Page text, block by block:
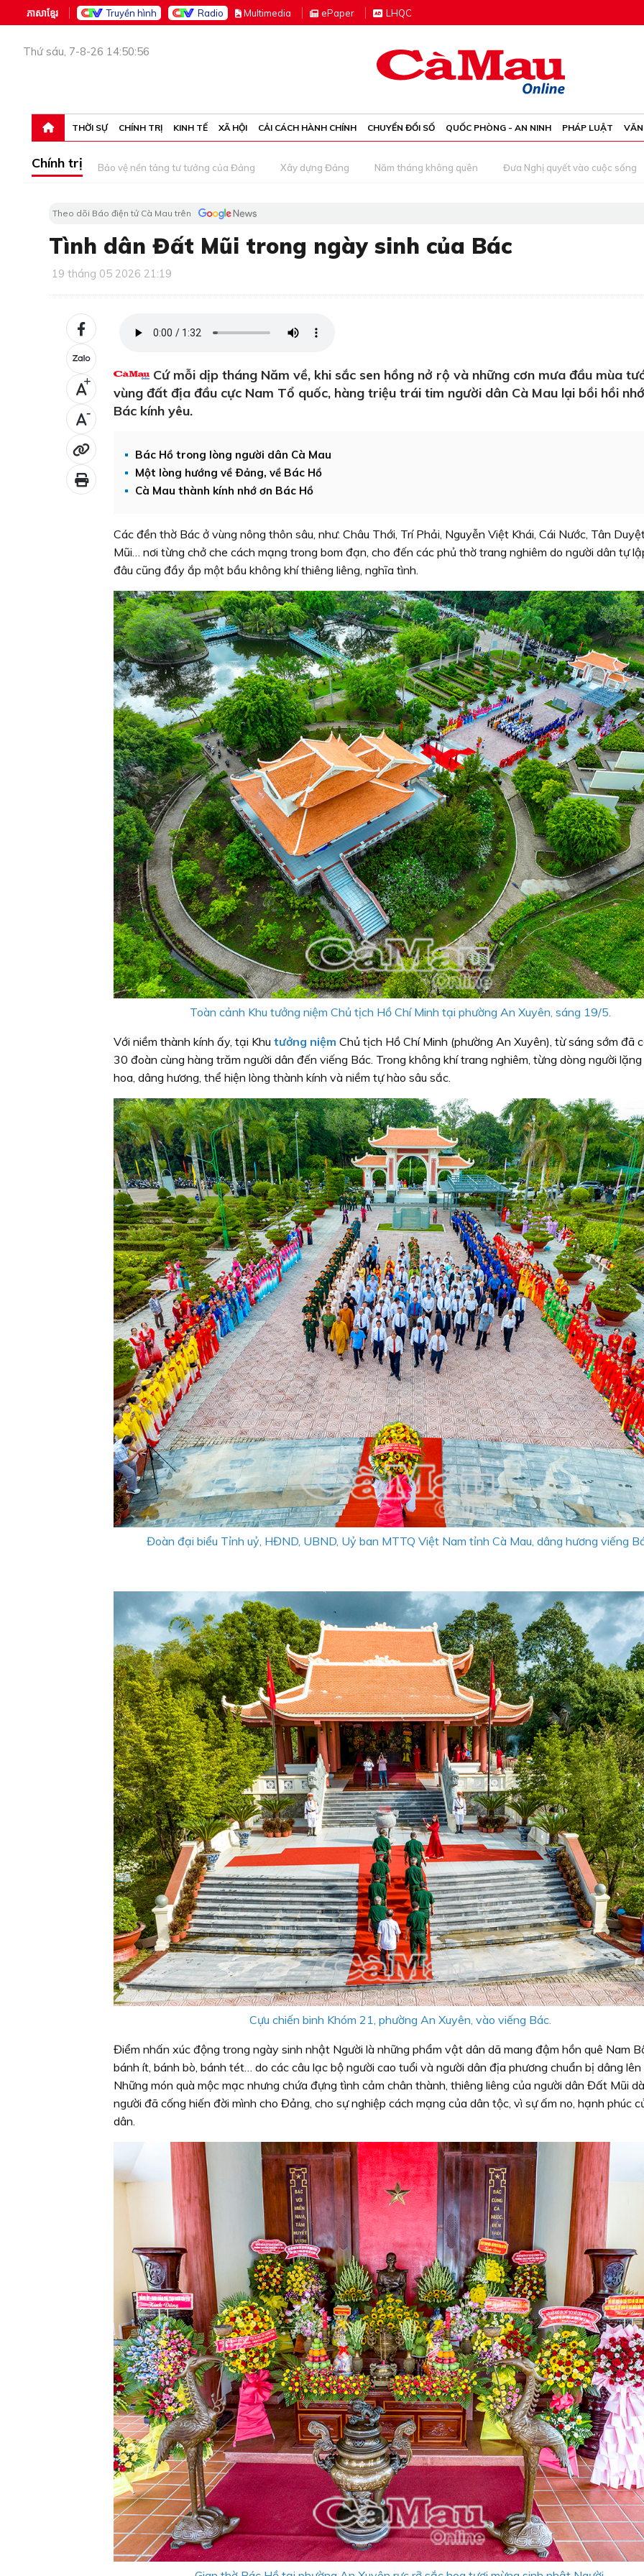
ភាសាខ្មែរ Truyền hình Radio Multimedia ePaper LHQC
Thứ sáu, 7-8-26 14:50:56
THỜI SỰ CHÍNH TRỊ KINH TẾ XÃ HỘI CẢI CÁCH HÀNH CHÍNH CHUYỂN ĐỔI SỐ QUỐC PHÒNG - AN NINH PHÁP LUẬT
Chính trị Bảo vệ nền tảng tư tưởng của Đảng Xây dựng Đảng Năm tháng không quên Đưa Nghị quyết vào cuộc sống
Theo dõi Báo điện tử Cà Mau trên
Tình dân Đất Mũi trong ngày sinh của Bác
19 tháng 05 2026 21:19
+
-
Cứ mỗi dịp tháng Năm về, khi sắc sen hồng nở rộ và những cơn mưa đầu mùa
vùng đất địa đầu cực Nam Tổ quốc, hàng triệu trái tim người dân Cà Mau lại bồi hồi
Bác kính yêu.
Bác Hồ trong lòng người dân Cà Mau
Một lòng hướng về Ðảng, về Bác Hồ
Cà Mau thành kính nhớ ơn Bác Hồ
Các đền thờ Bác ở vùng nông thôn sâu, như: Châu Thới, Trí Phải, Nguyễn Việt Khái, Cái Nước, Tân
Mũi… nơi từng chở che cách mạng trong bom đạn, cho đến các phủ thờ trang nghiêm do người dân tự
đâu cũng đầy ắp một bầu không khí thiêng liêng, nghĩa tình.
Toàn cảnh Khu tưởng niệm Chủ tịch Hồ Chí Minh tại phường An Xuyên, sáng 19/5.
Với niềm thành kính ấy, tại Khu tưởng niệm Chủ tịch Hồ Chí Minh (phường An Xuyên), từ sáng sớm đã
30 đoàn cùng hàng trăm người dân đến viếng Bác. Trong không khí trang nghiêm, từng dòng người
hoa, dâng hương, thể hiện lòng thành kính và niềm tự hào sâu sắc.
Đoàn đại biểu Tỉnh uỷ, HĐND, UBND, Uỷ ban MTTQ Việt Nam tỉnh Cà Mau, dâng hương viếng
Cựu chiến binh Khóm 21, phường An Xuyên, vào viếng Bác.
Điểm nhấn xúc động trong ngày sinh nhật Người là những phẩm vật dân dã mang đậm hồn quê Nam
bánh ít, bánh bò, bánh tét… do các câu lạc bộ người cao tuổi và người dân địa phương chuẩn bị dâng lên
Những món quà mộc mạc nhưng chứa đựng tình cảm chân thành, thiêng liêng của người dân Đất Mũi
người đã cống hiến đời mình cho Đảng, cho sự nghiệp cách mạng của dân tộc, vì sự ấm no, hạnh phúc
dân.